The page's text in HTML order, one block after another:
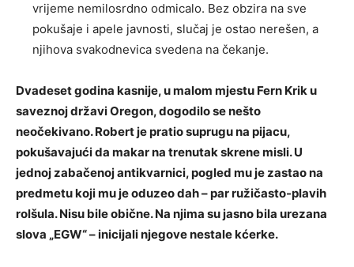
vrijeme nemilosrdno odmicalo. Bez obzira na sve
pokušaje i apele javnosti, slučaj je ostao nerešen, a
njihova svakodnevica svedena na čekanje.
Dvadeset godina kasnije, u malom mjestu Fern Krik u
saveznoj državi Oregon, dogodilo se nešto
neočekivano. Robert je pratio suprugu na pijacu,
pokušavajući da makar na trenutak skrene misli. U
jednoj zabačenoj antikvarnici, pogled mu je zastao na
predmetu koji mu je oduzeo dah – par ružičasto-plavih
rolšula. Nisu bile obične. Na njima su jasno bila urezana
slova „EGW“ – inicijali njegove nestale kćerke.